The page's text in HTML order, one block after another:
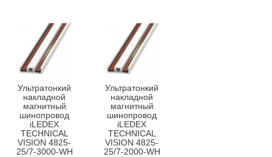
Ультратонкий
накладной
магнитный
шинопровод
iLEDEX
TECHNICAL
VISION 4825-
25/7-3000-WH
Ультратонкий
накладной
магнитный
шинопровод
iLEDEX
TECHNICAL
VISION 4825-
25/7-2000-WH